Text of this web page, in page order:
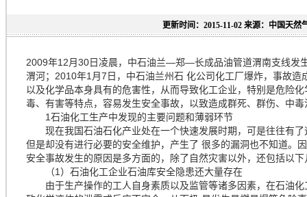
更新时间：2015-11-02 来源：中国天然
2009年12月30日凌晨，中石油兰—郑—长成品油管道渭南支线发
渭河；2010年1月7日，中石油兰州石 化公司化工厂爆炸，事故
以及化学品本身具有的危害性，从而导致化工企业，特别是危险
毒、有害等特点，容易发生安全事故，以致造成群死、群伤、中
1石油化工生产中发现的主要问题和薄弱环节
现在我国石油石化产业处在一个快速发展时期，可是往往有了
但是却没有进行必要的安全维护，产生了 很多的漏洞也不知道。
安全事故发生的原因是多方面的，除了自然灾害以外，还包括以下
（1）石油化工企业石油库安全隐患还大量存在
由于生产操作的工人自身素质以及监管等诸多因素，在石油化